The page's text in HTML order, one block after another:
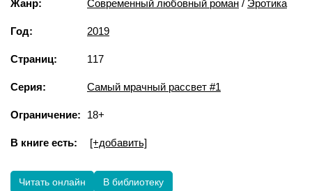
Жанр: Современный любовный роман / Эротика
Год: 2019
Страниц: 117
Серия: Самый мрачный рассвет #1
Ограничение: 18+
В книге есть: [+добавить]
Читать онлайн В библиотеку